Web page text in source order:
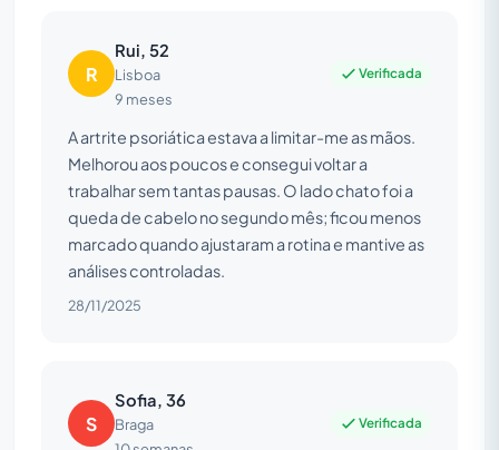
R
Rui, 52
Lisboa
9 meses
Verificada
A artrite psoriática estava a limitar-me as mãos.
Melhorou aos poucos e consegui voltar a
trabalhar sem tantas pausas. O lado chato foi a
queda de cabelo no segundo mês; ficou menos
marcado quando ajustaram a rotina e mantive as
análises controladas.
28/11/2025
S
Sofia, 36
Braga
Verificada